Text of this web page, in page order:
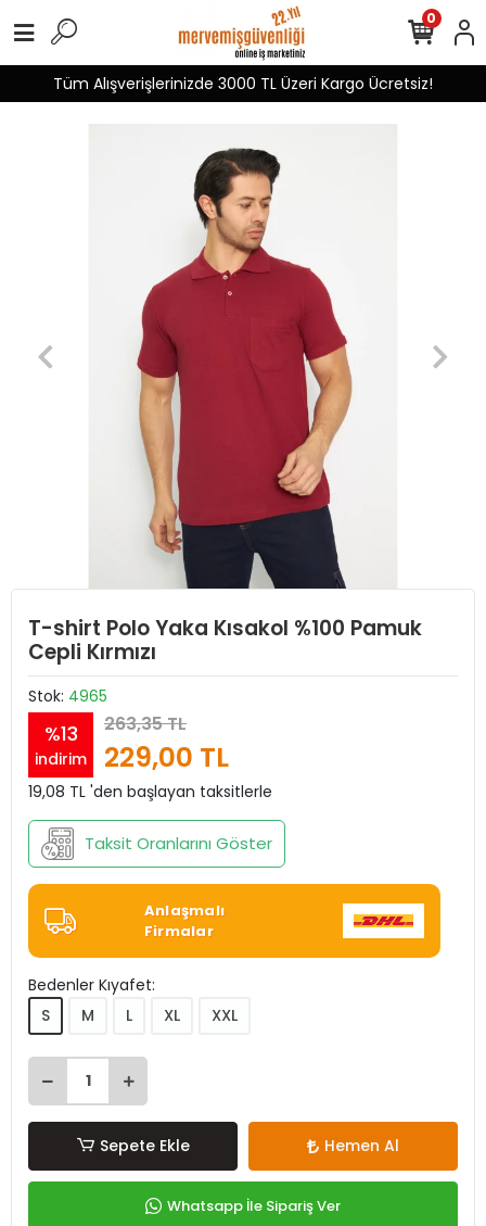
Tüm Alışverişlerinizde 3000 TL Üzeri Kargo Ücretsiz!
0
T-shirt Polo Yaka Kısakol %100 Pamuk
Cepli Kırmızı
Stok: 4965
%13
indirim
263,35 TL
229,00 TL
19,08 TL 'den başlayan taksitlerle
Taksit Oranlarını Göster
Anlaşmalı
Firmalar
Bedenler Kıyafet:
S
M L XL XXL
Sepete Ekle Hemen Al
Whatsapp İle Sipariş Ver